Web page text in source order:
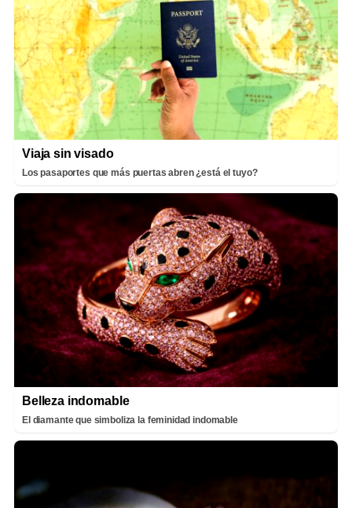
Viaja sin visado
Los pasaportes que más puertas abren ¿está el tuyo?
Belleza indomable
El diamante que simboliza la feminidad indomable